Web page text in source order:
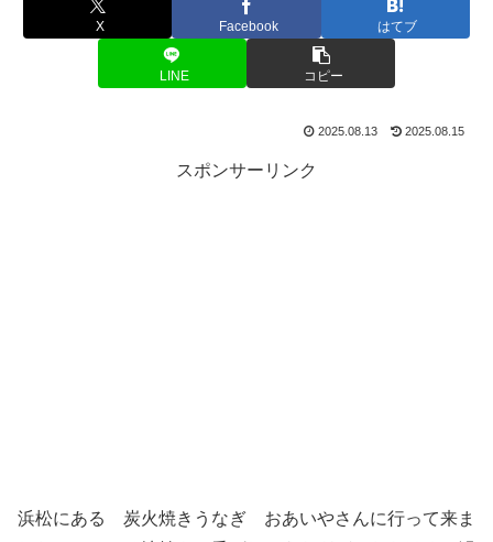
X Facebook はてブ
LINE コピー
2025.08.13 2025.08.15
スポンサーリンク
浜松にある 炭火焼きうなぎ おあいやさんに行って来ま